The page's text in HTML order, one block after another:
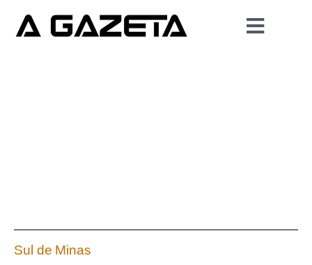
Sul de Minas